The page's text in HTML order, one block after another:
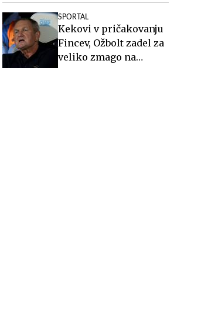
SPORTAL
Kekovi v pričakovanju
Fincev, Ožbolt zadel za
veliko zmago na